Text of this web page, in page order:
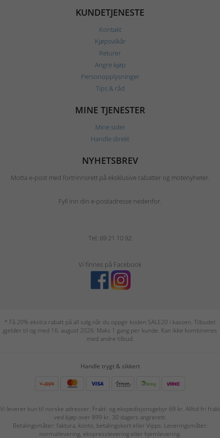
KUNDETJENESTE
Kontakt
Kjøpsvilkår
Returer
Angre kjøp
Personopplysninger
Tips & råd
MINE TJENESTER
Mine sider
Handle direkt
NYHETSBREV
Motta e-post med fortrinnsrett på eksklusive rabatter og motenyheter.
Fyll inn din e-postadresse nedenfor.
Tel: 69 21 10 92
Vi finnes på Facebook
* Få 20% ekstra rabatt på all salg når du oppgir koden SALE20 i kassen. Tilbudet
gjelder til og med 16. august 2026. Maks 1 gang per kunde. Kan ikke kombineres
med andre tilbud.
Handle trygt & sikkert
Vi leverer kun til norske adresser. Frakt- og ekspedisjonsgebyr 69 kr. Alltid fri frakt
ved kjøp over 899 kr. 30 dagers angrerett.
Betalingsmåter: faktura, konto, betalingskort eller Vipps. Leveringsmåter:
normallevering, ekspresslevering eller hjemlevering.